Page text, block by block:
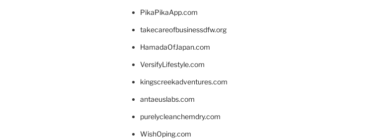
PikaPikaApp.com
takecareofbusinessdfw.org
HamadaOfJapan.com
VersifyLifestyle.com
kingscreekadventures.com
antaeuslabs.com
purelycleanchemdry.com
WishOping.com